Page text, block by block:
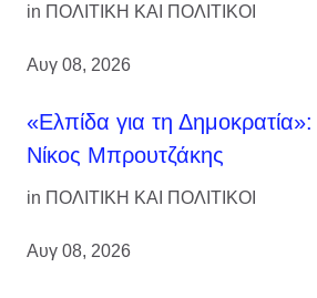
in ΠΟΛΙΤΙΚΗ ΚΑΙ ΠΟΛΙΤΙΚΟΙ
Αυγ 08, 2026
«Ελπίδα για τη
Νίκος Μπρουτζάκης
in ΠΟΛΙΤΙΚΗ ΚΑΙ ΠΟΛΙΤΙΚΟΙ
Αυγ 08, 2026